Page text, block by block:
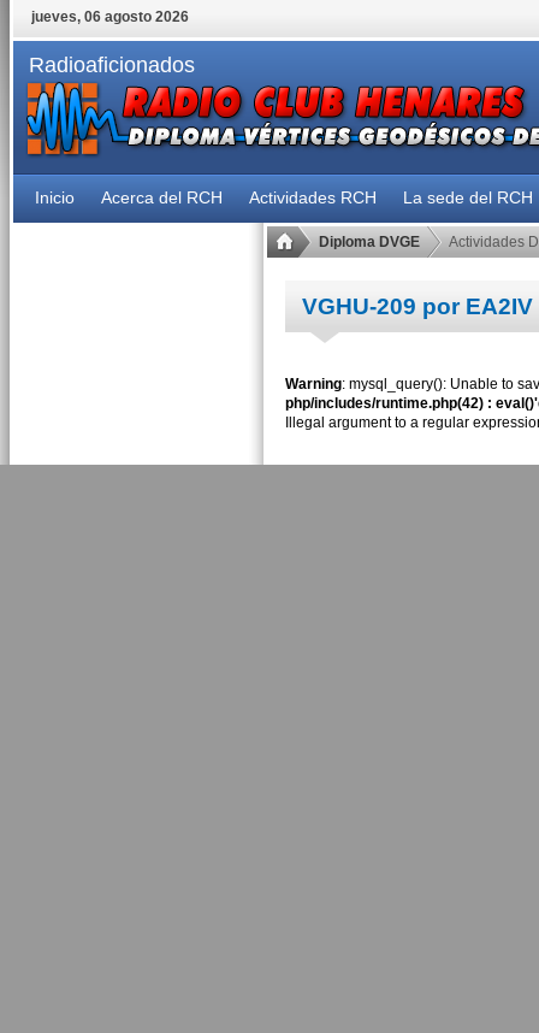
jueves, 06 agosto 2026
Radioaficionados
Inicio Acerca del RCH Actividades RCH La sede del RCH
Diploma DVGE Actividades
VGHU-209 por EA2IV
Warning: mysql_query(): Unable to
php/includes/runtime.php(42) :
Illegal argument to a regular